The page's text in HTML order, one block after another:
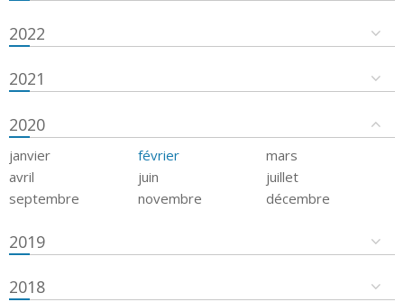
2022
2021
2020
janvier février
mars
avril
juin
juillet
septembre
novembre décembre
2019
2018